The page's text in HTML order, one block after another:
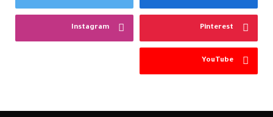
Pinterest
Instagram
YouTube